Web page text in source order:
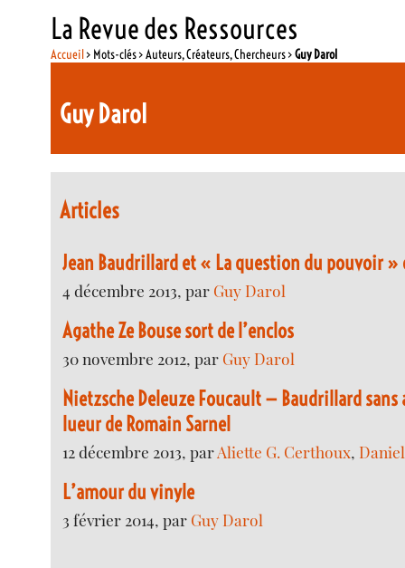
La Revue des Ressources
Accueil> Mots-clés > Auteurs, Créateurs, Chercheurs >Guy Darol
Guy Darol
Articles
Jean Baudrillard et « La question du pouvoir »
4 décembre 2013, par Guy Darol
Agathe Ze Bouse sort de l’enclos
30 novembre 2012, par Guy Darol
Nietzsche Deleuze Foucault — Baudrillard
lueur de Romain Sarnel
12 décembre 2013, parAliette G. Certhoux,
L’amour du vinyle
3 février 2014, par Guy Darol